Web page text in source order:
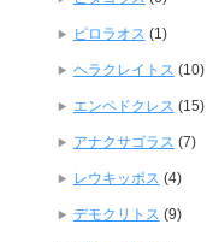
ピロラオス (1)
ヘラクレイトス (10)
エンペドクレス (15)
アナクサゴラス (7)
レウキッポス (4)
デモクリトス (9)